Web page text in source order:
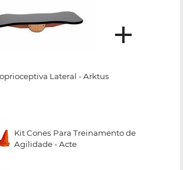
Lateral - Arktus
Kit Cones Para Treinamento de
Agilidade - Acte